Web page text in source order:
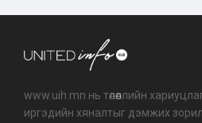
www.uih.mn нь төлөөллийн
иргэдийн хяналтыг дэмжих